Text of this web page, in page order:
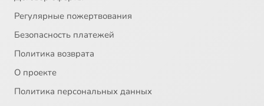
Регулярные пожертвования
Безопасность платежей
Политика возврата
О проекте
Политика персональных данных